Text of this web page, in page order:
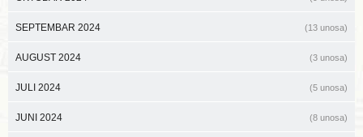
SEPTEMBAR 2024 (13 unosa)
AUGUST 2024 (3 unosa)
JULI 2024 (5 unosa)
JUNI 2024 (8 unosa)